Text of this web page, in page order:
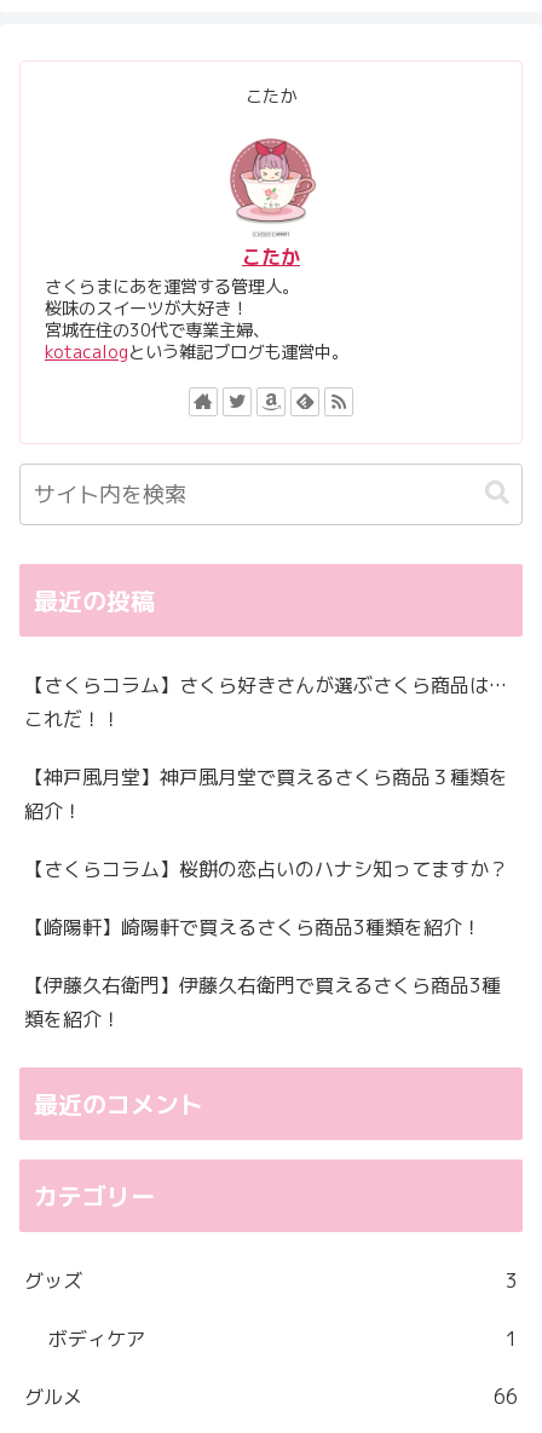
こたか
こたか
さくらまにあを運営する管理人。
桜味のスイーツが大好き！
宮城在住の30代で専業主婦、
kotacalogという雑記ブログも運営中。
最近の投稿
【さくらコラム】さくら好きさんが選ぶさくら商品は…
これだ！！
【神戸風月堂】神戸風月堂で買えるさくら商品３種類を
紹介！
【さくらコラム】桜餅の恋占いのハナシ知ってますか？
【崎陽軒】崎陽軒で買えるさくら商品3種類を紹介！
【伊藤久右衛門】伊藤久右衛門で買えるさくら商品3種
類を紹介！
最近のコメント
カテゴリー
グッズ 3
ボディケア 1
グルメ 66